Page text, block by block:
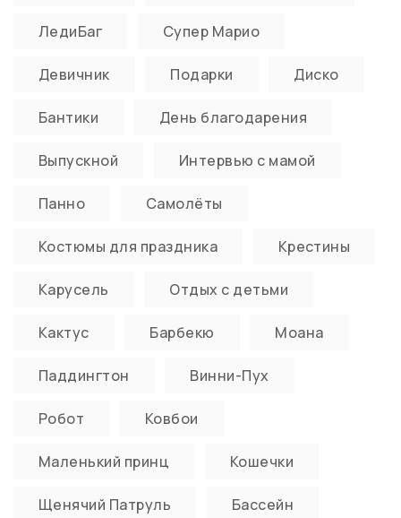
ЛедиБаг Супер Марио
Девичник Подарки Диско
Бантики День благодарения
Выпускной Интервью с мамой
Панно Самолёты
Костюмы для праздника Крестины
Карусель Отдых с детьми
Кактус Барбекю Моана
Паддингтон Винни-Пух
Робот Ковбои
Маленький принц Кошечки
Щенячий Патруль Бассейн